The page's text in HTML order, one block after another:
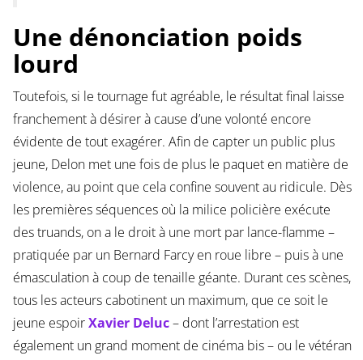
Une dénonciation poids
lourd
Toutefois, si le tournage fut agréable, le résultat final laisse
franchement à désirer à cause d’une volonté encore
évidente de tout exagérer. Afin de capter un public plus
jeune, Delon met une fois de plus le paquet en matière de
violence, au point que cela confine souvent au ridicule. Dès
les premières séquences où la milice policière exécute
des truands, on a le droit à une mort par lance-flamme –
pratiquée par un Bernard Farcy en roue libre – puis à une
émasculation à coup de tenaille géante. Durant ces scènes,
tous les acteurs cabotinent un maximum, que ce soit le
jeune espoirXavier Deluc– dont l’arrestation est
également un grand moment de cinéma bis – ou le vétéran